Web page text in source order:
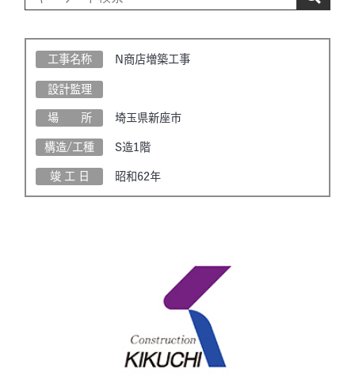
工事名称 N商店増築工事
設計監理
場 所 埼玉県新座市
構造/工種 S造1階
竣 工 日 昭和62年